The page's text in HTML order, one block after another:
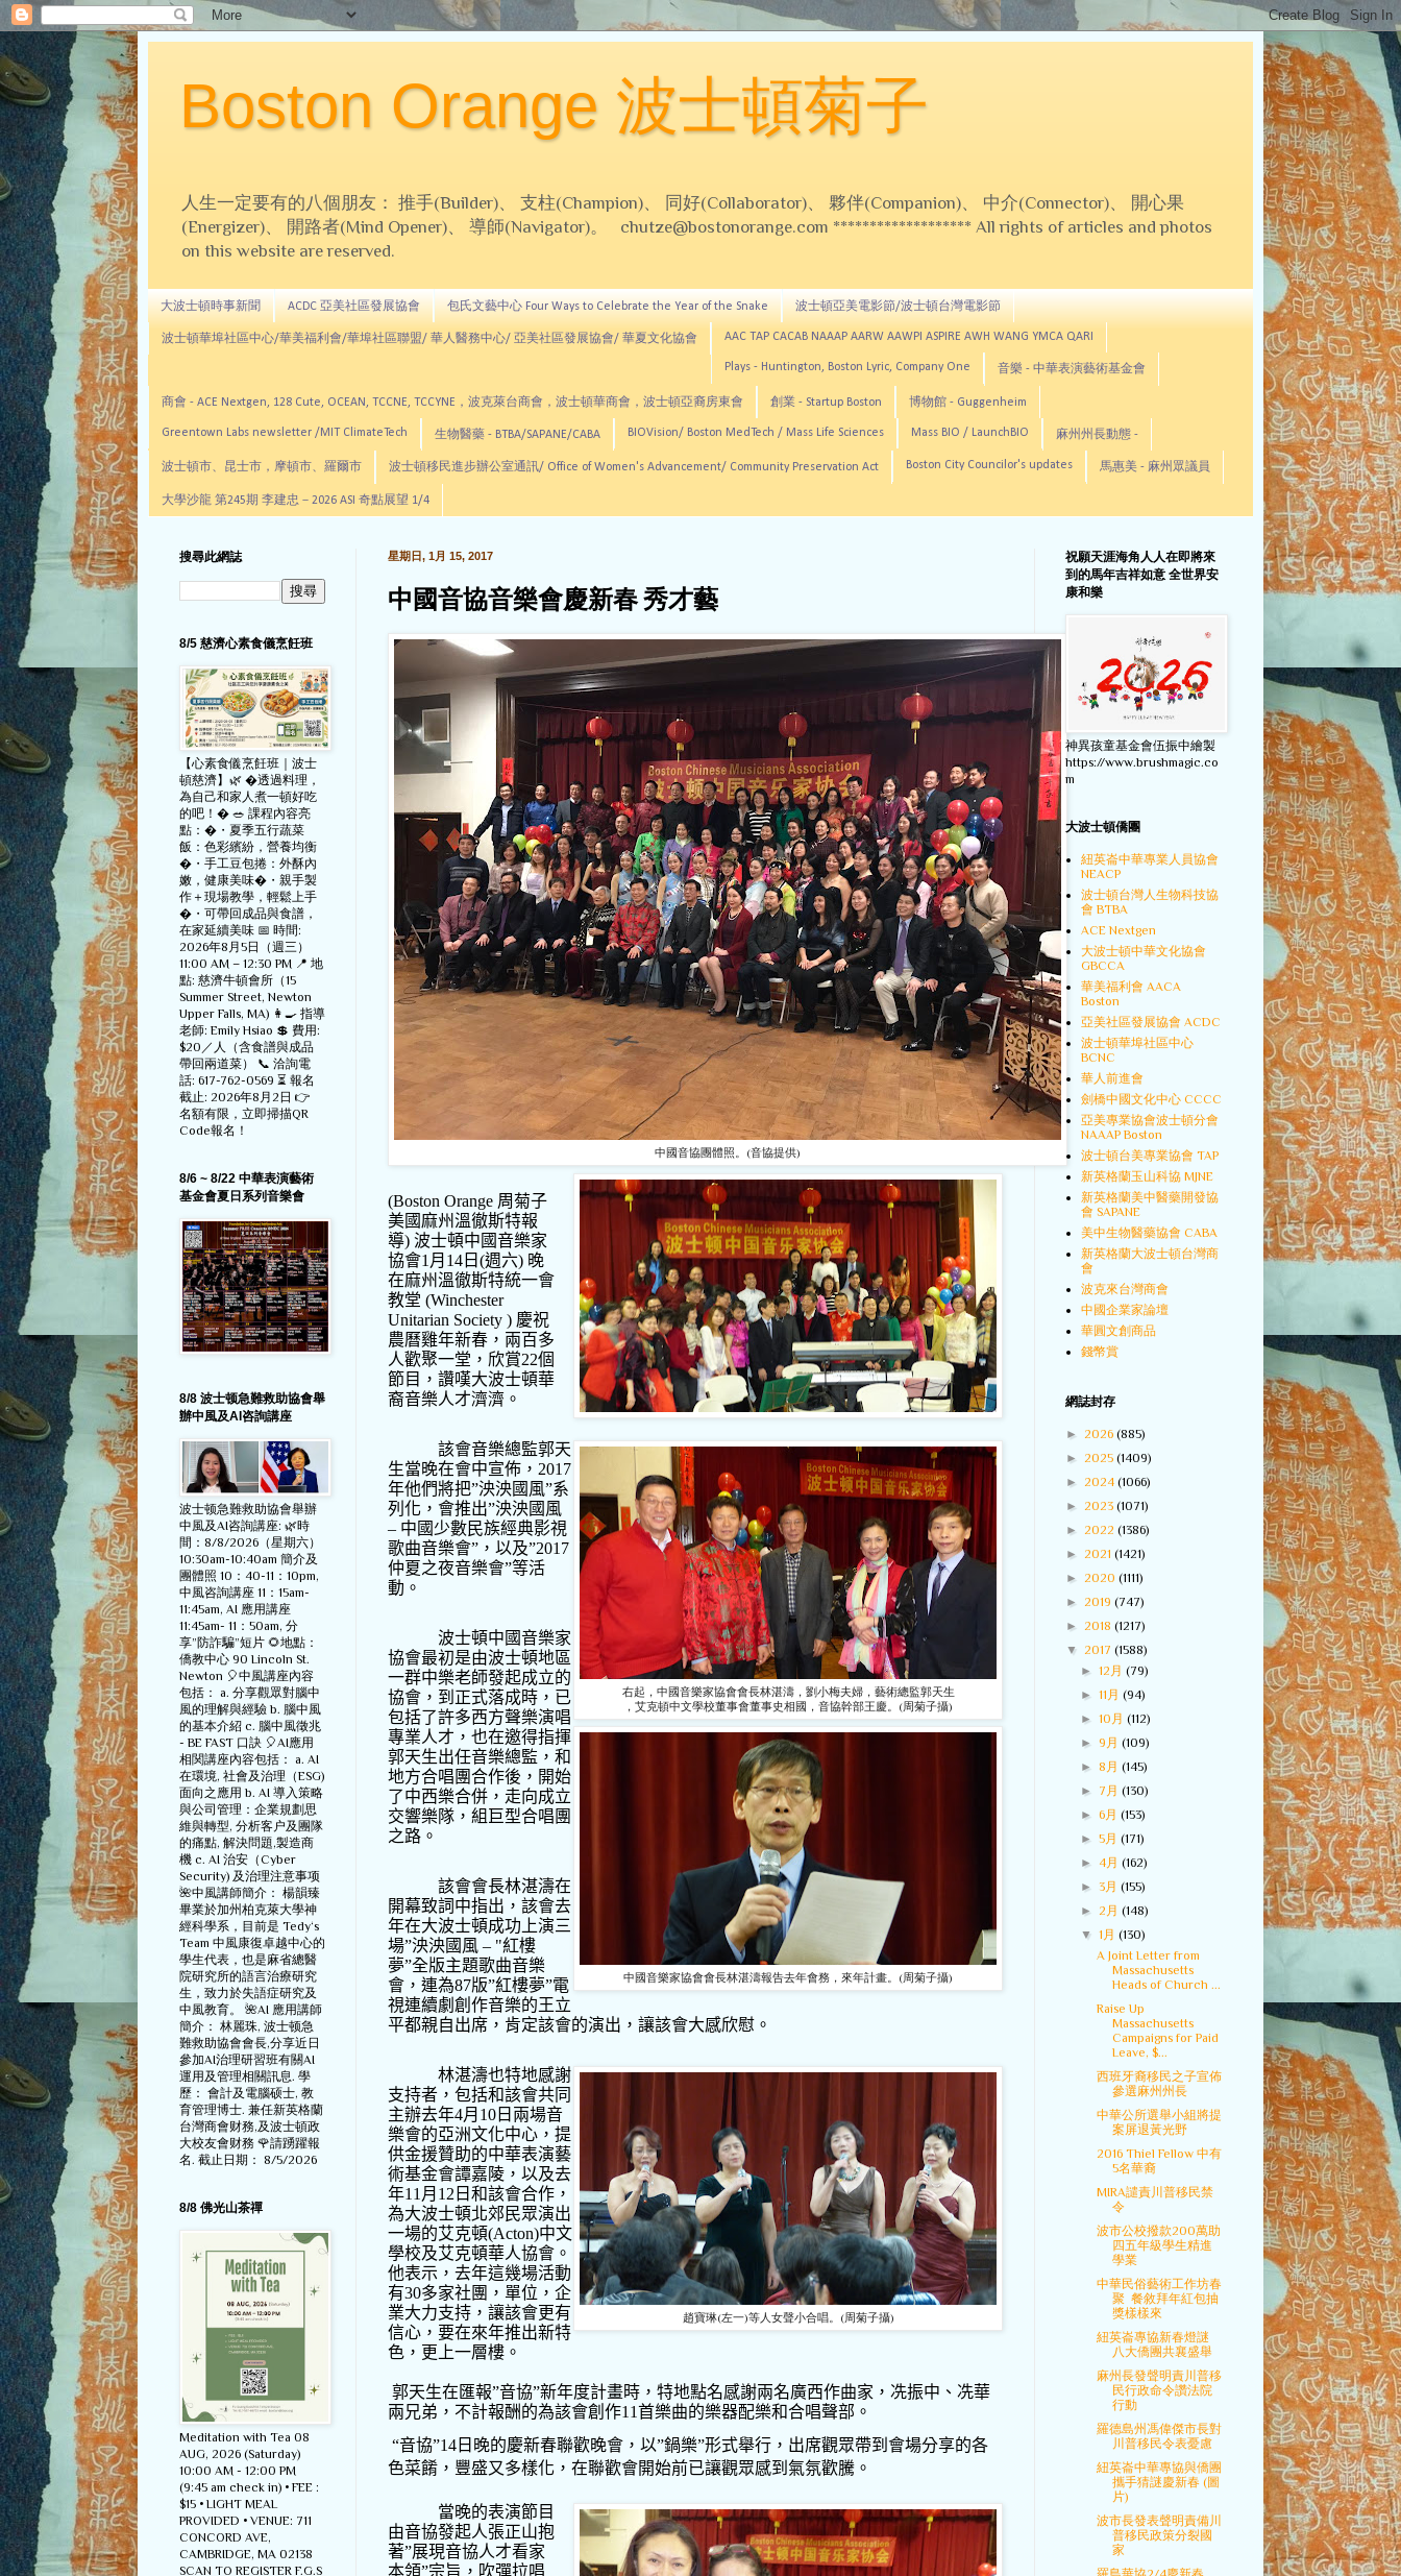
Boston Orange 波士頓菊子
人生一定要有的八個朋友： 推手(Builder)、 支柱(Champion)、 同好(Collaborator)、 夥伴(Companion)、 中介(Connector)、 開心果
(Energizer)、 開路者(Mind Opener)、 導師(Navigator)。 chutze@bostonorange.com ******************* All rights of articles and photos
on this website are reserved.
大波士頓時事新聞 ACDC 亞美社區發展協會 包氏文藝中心 Four Ways to Celebrate the Year of the Snake 波士頓亞美電影節/波士頓台灣電影節
波士頓華埠社區中心/華美福利會/華埠社區聯盟/ 華人醫務中心/ 亞美社區發展協會/ 華夏文化協會 AAC TAP CACAB NAAAP AARW AAWPI ASPIRE AWH WANG YMCA QARI
Plays - Huntington, Boston Lyric, Company One 音樂 - 中華表演藝術基金會
商會 - ACE Nextgen, 128 Cute, OCEAN, TCCNE, TCCYNE，波克萊台商會，波士頓華商會，波士頓亞裔房東會 創業 - Startup Boston 博物館 - Guggenheim
Greentown Labs newsletter /MIT ClimateTech 生物醫藥 - BTBA/SAPANE/CABA BIOVision/ Boston MedTech / Mass Life Sciences Mass BIO / LaunchBIO 麻州州長動態 -
波士頓市、昆士市，摩頓市、羅爾市 波士頓移民進步辦公室通訊/ Office of Women's Advancement/ Community Preservation Act Boston City Councilor's updates 馬惠美 - 麻州眾議員
大學沙龍 第245期 李建忠－2026 ASI 奇點展望 1/4
星期日, 1月 15, 2017
中國音協音樂會慶新春 秀才藝
中國音協團體照。(音協提供)
(Boston Orange 周菊子
美國麻州溫徹斯特報
導) 波士頓中國音樂家
協會1 月 14 日 (週六) 晚
在麻州溫徹斯特統一會
教堂 (Winchester
Unitarian Society ) 慶祝
農曆雞年新春，兩百多
人歡聚一堂，欣賞22個
節目，讚嘆大波士頓華
裔音樂人才濟濟。
右起，中國音樂家協會會長林湛濤，劉小梅夫婦，藝術總監郭天生
，艾克頓中文學校董事會董事史相國，音協幹部王慶。(周菊子攝)
中國音樂家協會會長林湛濤報告去年會務，來年計畫。(周菊子攝)
該會音樂總監郭天
生當晚在會中宣佈， 2017
年他們將把”泱泱國風”系
列化，會推出”泱泱國風
– 中國少數民族經典影視
歌曲音樂會” ，以及”2017
仲夏之夜音樂會”等活
動。
波士頓中國音樂家
協會最初是由波士頓地區
一群中樂老師發起成立的
協會，到正式落成時，已
包括了許多西方聲樂演唱
專業人才，也在邀得指揮
郭天生出任音樂總監，和
地方合唱團合作後，開始
了中西樂合併，走向成立
交響樂隊，組巨型合唱團
之路。
該會會長林湛濤在
開幕致詞中指出，該會去
年在大波士頓成功上演三
場”泱泱國風 – "紅樓
夢”全版主題歌曲音樂
會，連為87版”紅樓夢”電
視連續劇創作音樂的王立
平都親自出席，肯定該會的演出，讓該會大感欣慰。
趙寶琳(左一)等人女聲小合唱。(周菊子攝)
林湛濤也特地感謝
支持者，包括和該會共同
主辦去年4月 10 日兩場音
樂會的亞洲文化中心，提
供金援贊助的中華表演藝
術基金會譚嘉陵，以及去
年11 月 12 日和該會合作，
為大波士頓北郊民眾演出
一場的艾克頓(Acton)中文
學校及艾克頓華人協會。
他表示，去年這幾場活動
有30多家社團，單位，企
業大力支持，讓該會更有
信心，要在來年推出新特
色，更上一層樓。
郭天生在匯報”音協”新年度計畫時，特地點名感謝兩名廣西作曲家，冼振中、冼華
兩兄弟，不計報酬的為該會創作11首樂曲的樂器配樂和合唱聲部。
“音協”14 日晚的慶新春聯歡晚會，以”鍋樂”形式舉行，出席觀眾帶到會場分享的各
色菜餚，豐盛又多樣化，在聯歡會開始前已讓觀眾感到氣氛歡騰。
當晚的表演節目
由音協發起人張正山抱
著”展現音協人才看家
本領”宗旨，吹彈拉唱
搜尋此網誌
8/5 慈濟心素食儀烹飪班
【心素食儀烹飪班｜波士
頓慈濟】🌿 �透過料理，
為自己和家人煮一頓好吃
的吧！� 🥗 課程內容亮
點：�・夏季五行蔬菜
飯：色彩繽紛，營養均衡
�・手工豆包捲：外酥內
嫩，健康美味�・親手製
作＋現場教學，輕鬆上手
�・可帶回成品與食譜，
在家延續美味 📅 時間:
2026年8月5日（週三）
11:00 AM – 12:30 PM 📍 地
點: 慈濟牛頓會所（15
Summer Street, Newton
Upper Falls, MA) 👩‍🍳 指導
老師: Emily Hsiao 💲 費用:
$20／人（含食譜與成品
帶回兩道菜） 📞 洽詢電
話: 617-762-0569 ⏳ 報名
截止: 2026年8月2日 👉
名額有限，立即掃描QR
Code報名！
8/6 ~ 8/22 中華表演藝術
基金會夏日系列音樂會
8/8 波士顿急難救助協會舉
辦中風及AI咨詢講座
波士顿急難救助協會舉辦
中風及AI咨詢講座: 🌿時
間：8/8/2026（星期六）
10:30am-10:40am 簡介及
團體照 10：40-11：10pm,
中風咨詢講座 11：15am-
11:45am, AI 應用講座
11:45am- 11：50am, 分
享”防詐騙”短片 🌻地點：
僑教中心 90 Lincoln St.
Newton 🎈中風講座內容
包括： a. 分享觀眾對腦中
風的理解與經驗 b. 腦中風
的基本介紹 c. 腦中風徵兆
- BE FAST 口訣 🎈AI應用
相関講座內容包括： a. AI
在環境, 社會及治理（ESG)
面向之應用 b. AI 導入策略
與公司管理：企業規劃思
維與轉型, 分析客户及團隊
的痛點, 解決問題,製造商
機 c. AI 治安（Cyber
Security) 及治理注意事项
🌺中風講師簡介： 楊韻臻
畢業於加州柏克萊大學神
經科學系，目前是 Tedy‘s
Team 中風康復卓越中心的
學生代表，也是麻省總醫
院研究所的語言治療研究
生，致力於失語症研究及
中風教育。 🌺AI 應用講師
簡介： 林麗珠, 波士顿急
難救助協會會長,分享近日
參加AI治理研習班有關AI
運用及管理相關訊息. 學
歷： 會計及電腦硕士, 教
育管理博士. 兼任新英格蘭
台灣商會财務,及波士頓政
大校友會财務 🌹請踴躍報
名. 截止日期： 8/5/2026
8/8 佛光山茶禪
Meditation with Tea 08
AUG, 2026 (Saturday)
10:00 AM - 12:00 PM
(9:45 am check in) • FEE :
$15 • LIGHT MEAL
PROVIDED • VENUE: 711
CONCORD AVE,
CAMBRIDGE, MA 02138
SCAN TO REGISTER F.G.S
祝願天涯海角人人在即將來
到的馬年吉祥如意 全世界安
康和樂
神異孩童基金會伍振中繪製
https://www.brushmagic.co
m
大波士頓僑團
紐英崙中華專業人員協會
NEACP
波士頓台灣人生物科技協
會 BTBA
ACE Nextgen
大波士頓中華文化協會
GBCCA
華美福利會 AACA
Boston
亞美社區發展協會 ACDC
波士頓華埠社區中心
BCNC
華人前進會
劍橋中國文化中心 CCCC
亞美專業協會波士頓分會
NAAAP Boston
波士頓台美專業協會 TAP
新英格蘭玉山科協 MJNE
新英格蘭美中醫藥開發協
會 SAPANE
美中生物醫藥協會 CABA
新英格蘭大波士頓台灣商
會
波克來台灣商會
中國企業家論壇
華圓文創商品
錢幣賞
網誌封存
► 2026 (885)
► 2025 (1409)
► 2024 (1066)
► 2023 (1071)
► 2022 (1386)
► 2021 (1421)
► 2020 (1111)
► 2019 (747)
► 2018 (1217)
▼ 2017 (1588)
►12月(79)
►11月(94)
►10月(112)
►9月(109)
► 8月(145)
► 7月(130)
►6月(153)
►5月(171)
► 4月(162)
►3月(155)
►2月(148)
▼1月(130)
A Joint Letter from
Massachusetts
Heads of Church ...
Raise Up
Massachusetts
Campaigns for Paid
Leave, $...
西班牙裔移民之子宣佈
參選麻州州長
中華公所選舉小組將提
案屏退黃光野
2016 Thiel Fellow 中有
5名華裔
MIRA譴責川普移民禁
令
波市公校撥款200萬助
四五年級學生精進
學業
中華民俗藝術工作坊春
聚 餐敘拜年紅包抽
獎樣樣來
紐英崙專協新春燈謎
八大僑團共襄盛舉
麻州長發聲明責川普移
民行政命令讚法院
行動
羅德島州馮偉傑市長對
川普移民令表憂慮
紐英崙中華專協與僑團
攜手猜謎慶新春 (圖
片)
波市長發表聲明責備川
普移民政策分裂國
家